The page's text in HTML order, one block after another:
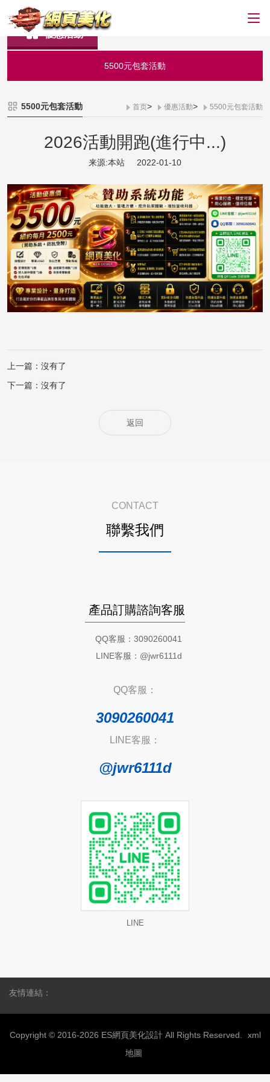
優惠活動
5500元包套活動
5500元包套活動 首页> 優惠活動> 5500元包套活動
2026活動開跑(進行中...)
来源:本站 2022-01-10
上一篇：沒有了
下一篇：沒有了
返回
CONTACT
聯繫我們
產品訂購諮詢客服
QQ客服：3090260041
LINE客服：@jwr6111d
QQ客服：
3090260041
LINE客服：
@jwr6111d
LINE
友情連結：
Copyright © 2016-2026 ES網頁美化設計 All Rights Reserved.
xml
地圖